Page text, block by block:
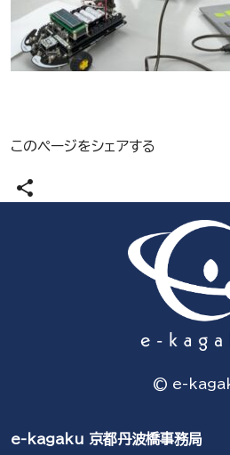
このページをシェアする
share
© e-
e-kagaku 京都丹波橋事務局